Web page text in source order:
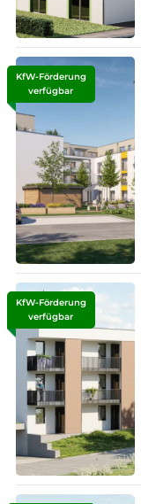
KfW-Förderung
verfügbar
KfW-Förderung
verfügbar